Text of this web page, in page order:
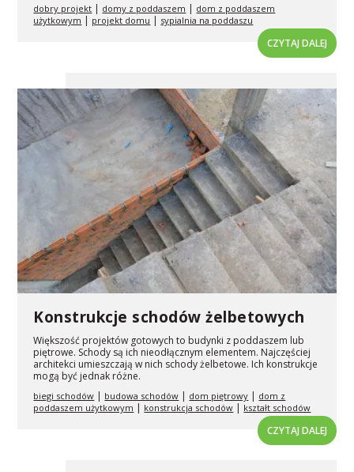
dobry projekt | domy z poddaszem | dom z poddaszem
użytkowym | projekt domu | sypialnia na poddaszu
CZYTAJ DALEJ
Konstrukcje schodów żelbetowych
Większość projektów gotowych to budynki z poddaszem lub
piętrowe. Schody są ich nieodłącznym elementem. Najczęściej
architekci umieszczają w nich schody żelbetowe. Ich konstrukcje
mogą być jednak różne.
biegi schodów | budowa schodów | dom piętrowy | dom z
poddaszem użytkowym | konstrukcja schodów | kształt schodów
CZYTAJ DALEJ